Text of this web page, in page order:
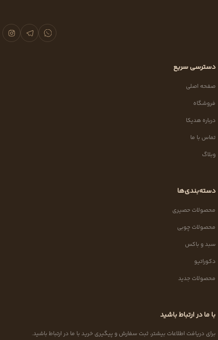
دسترسی سریع
صفحه اصلی
فروشگاه
درباره هدیکا
تماس با ما
وبلاگ
دسته‌بندی‌ها
محصولات حصیری
محصولات چوبی
سبد و باکس
دکوراتیو
محصولات جدید
با ما در ارتباط باشید
برای دریافت اطلاعات بیشتر، ثبت سفارش و پیگیری خرید با ما در ارتباط باشید.